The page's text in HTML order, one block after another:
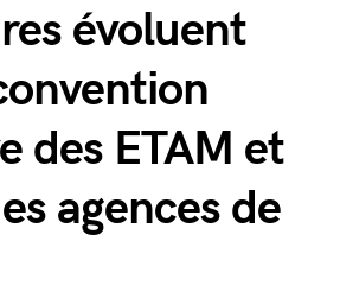
évoluent
des ETAM et
agences de